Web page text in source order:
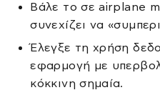
Βάλε το σε airplane
συνεχίζει να
Έλεγξε τη χρήση
εφαρμογή με
κόκκινη σημαία.